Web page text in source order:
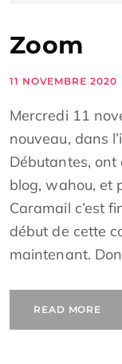
Zoom
11 NOVEMBRE 2020
Mercredi 11
nouveau, dans
Débutantes, ont
blog, wahou, et
Caramail c’est
début de cette
maintenant.
READ MORE